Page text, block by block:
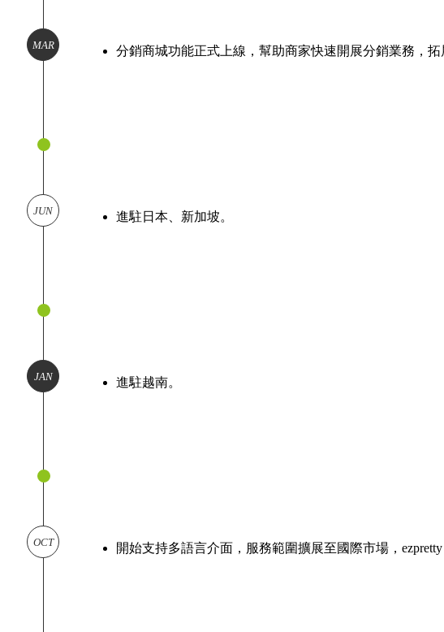
MAR 分銷商城功能正式上線，幫助商家快速開展分銷業務，拓
JUN 進駐日本、新加坡。
JAN 進駐越南。
OCT 開始支持多語言介面，服務範圍擴展至國際市場，